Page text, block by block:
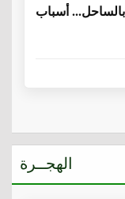
أسباب
الهجــرة